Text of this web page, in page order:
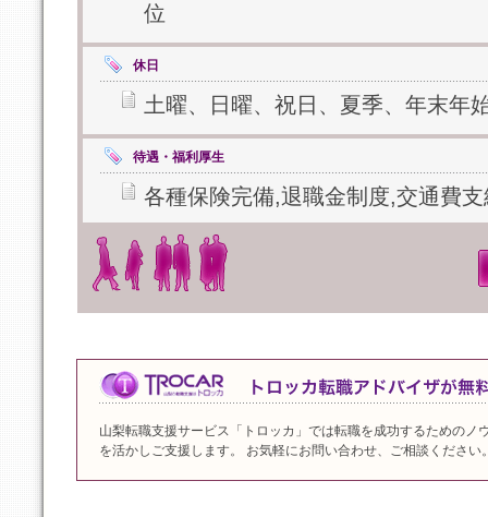
位
休日
土曜、日曜、祝日、夏季、年末年
待遇・福利厚生
各種保険完備,退職金制度,交通費支
山梨転職支援サービス「トロッカ」では転職を成功するためのノ
を活かしご支援します。 お気軽にお問い合わせ、ご相談ください